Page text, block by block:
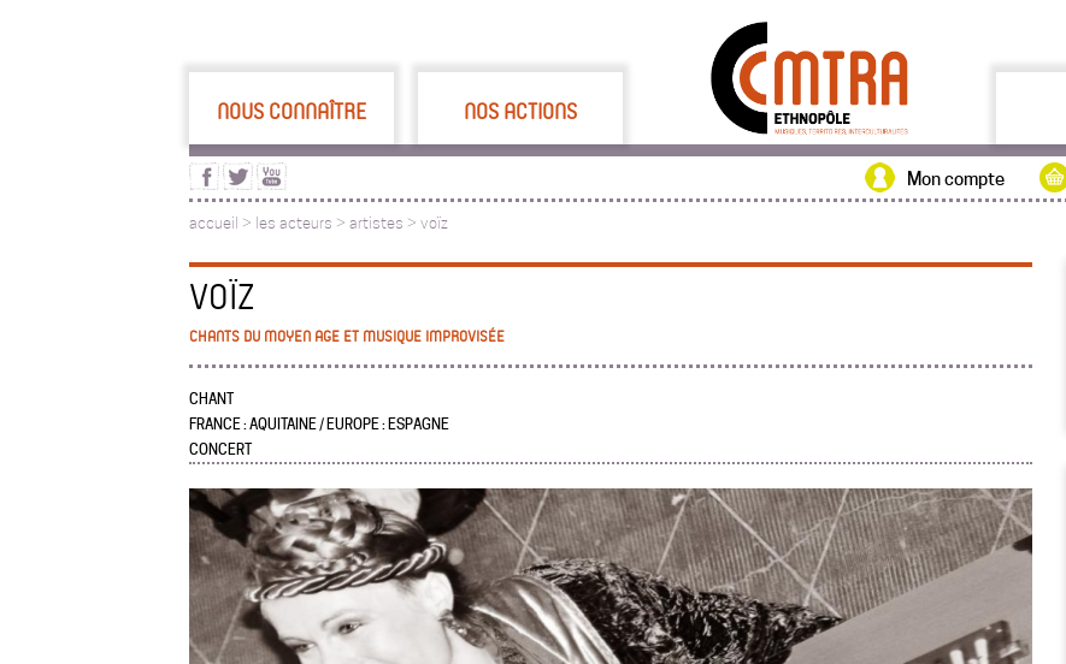
NOUS CONNAÎTRE NOS ACTIONS
Mon compte
accueil > les acteurs > artistes > voïz
VOÏZ
CHANTS DU MOYEN AGE ET MUSIQUE IMPROVISÉE
CHANT
FRANCE : AQUITAINE / EUROPE : ESPAGNE
CONCERT